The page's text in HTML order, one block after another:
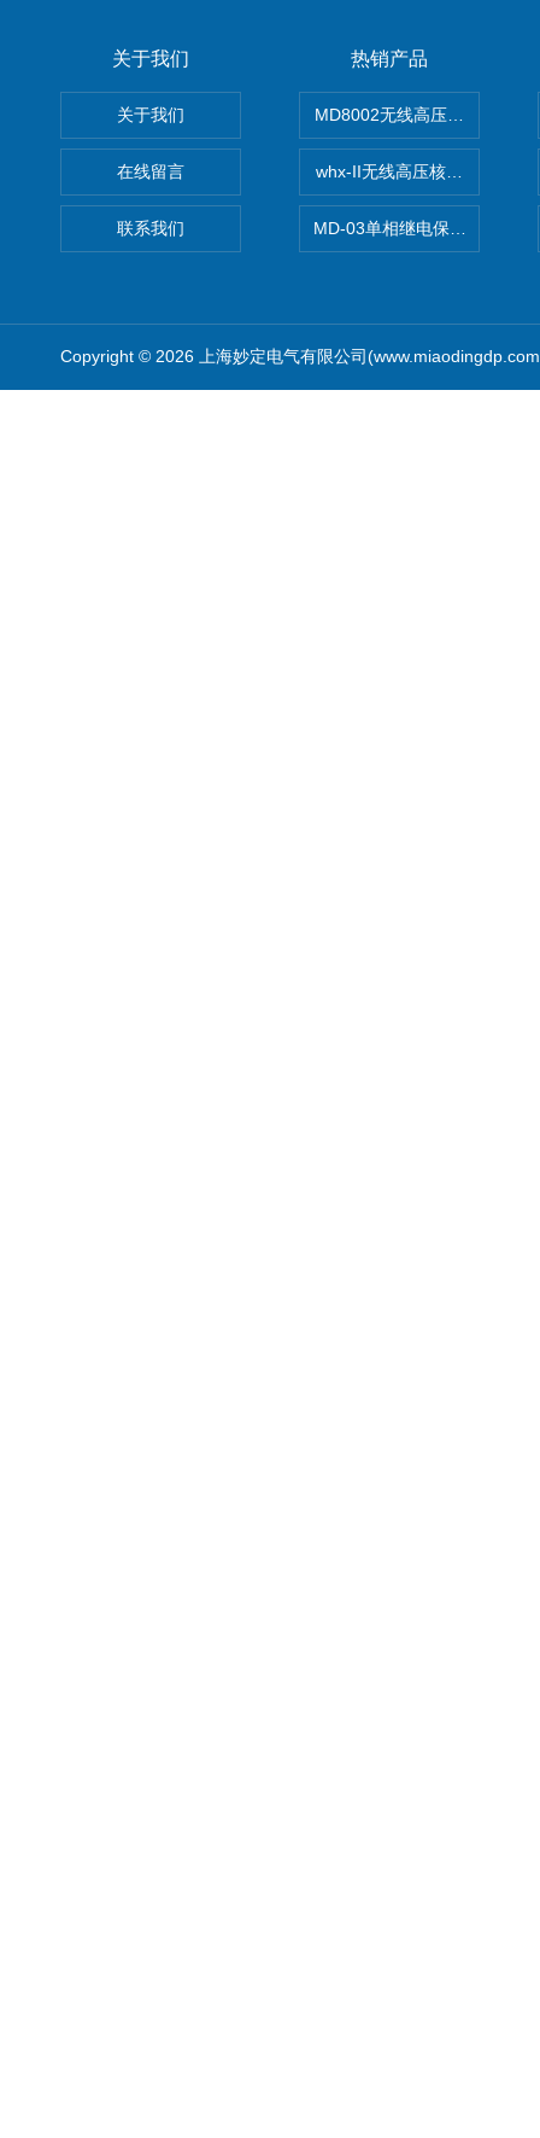
关于我们
关于我们
在线留言
联系我们
热销产品
MD8002无线高压核相仪
whx-II无线高压核相仪
MD-03单相继电保护测试仪价
Copyright © 2026 上海妙定电气有限公司